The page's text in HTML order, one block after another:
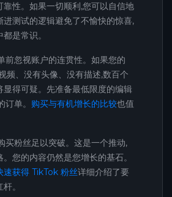
靠性。如果一切顺利,您可以自信地
进测试的逻辑避免了不愉快的惊喜,
是常识。
前忽视账户的连贯性。如果您的
频、没有头像、没有描述,数百个
显得可疑。先准备最低限度的编辑
单。 购买与有机增长的比较也值
买粉丝足以突破。这是一个推动,
您的内容仍然是您增长的基石。
速获得 TikTok 粉丝详细介绍了要
。